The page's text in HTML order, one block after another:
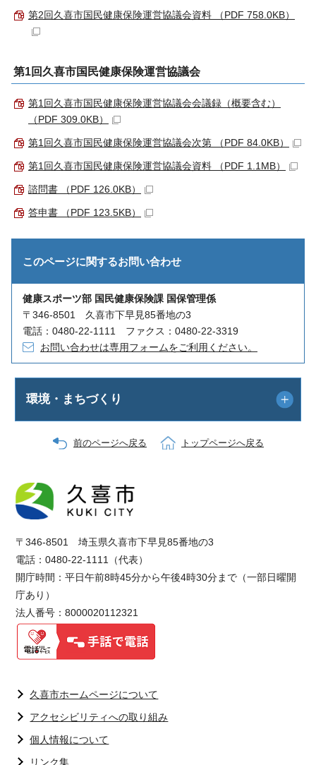
第2回久喜市国民健康保険運営協議会資料 （PDF 758.0KB）
第1回久喜市国民健康保険運営協議会
第1回久喜市国民健康保険運営協議会会議録（概要含む）
（PDF 309.0KB）
第1回久喜市国民健康保険運営協議会次第 （PDF 84.0KB）
第1回久喜市国民健康保険運営協議会資料 （PDF 1.1MB）
諮問書 （PDF 126.0KB）
答申書 （PDF 123.5KB）
このページに関するお問い合わせ
健康スポーツ部 国民健康保険課 国保管理係
〒346-8501 久喜市下早見85番地の3
電話：0480-22-1111 ファクス：0480-22-3319
お問い合わせは専用フォームをご利用ください。
環境・まちづくり
前のページへ戻る トップページへ戻る
〒346-8501 埼玉県久喜市下早見85番地の3
電話：0480-22-1111（代表）
開庁時間：平日午前8時45分から午後4時30分まで（一部日曜開
庁あり）
法人番号：8000020112321
久喜市ホームページについて
アクセシビリティへの取り組み
個人情報について
リンク集